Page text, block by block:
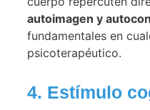
autoimagen y
fundamentales en
psicoterapéutico.
4. Estímulo